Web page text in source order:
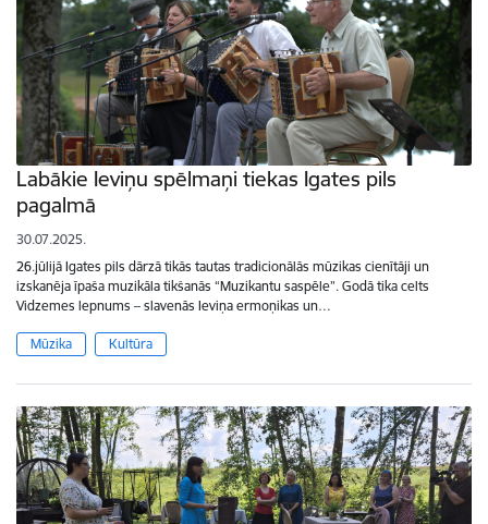
Labākie Ieviņu spēlmaņi tiekas Igates pils
pagalmā
30.07.2025.
26.jūlijā Igates pils dārzā tikās tautas tradicionālās mūzikas cienītāji un
izskanēja īpaša muzikāla tikšanās “Muzikantu saspēle”. Godā tika celts
Vidzemes lepnums – slavenās Ieviņa ermoņikas un…
Mūzika Kultūra